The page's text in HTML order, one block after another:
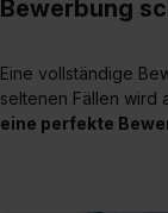
Bewerbung
Eine vollständige
seltenen Fällen wird
eine perfekte